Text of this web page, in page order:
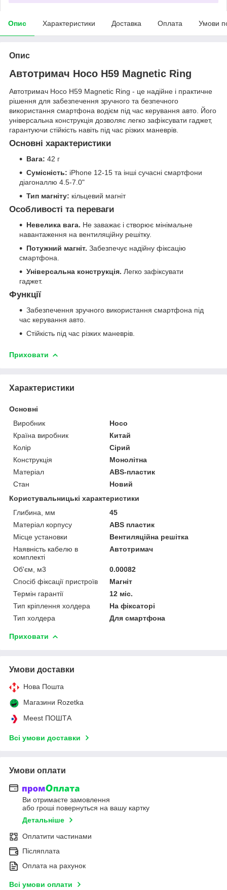
Опис Характеристики Доставка Оплата Умови
Опис
Автотримач Hoco H59 Magnetic Ring
Автотримач Hoco H59 Magnetic Ring - це надійне і практичне
рішення для забезпечення зручного та безпечного
використання смартфона водієм під час керування авто. Його
універсальна конструкція дозволяє легко зафіксувати гаджет,
гарантуючи стійкість навіть під час різких маневрів.
Основні характеристики
Вага: 42 г
Сумісність: iPhone 12-15 та інші сучасні смартфони
діагоналлю 4.5-7.0"
Тип магніту: кільцевий магніт
Особливості та переваги
Невелика вага. Не заважає і створює мінімальне
навантаження на вентиляційну решітку.
Потужний магніт. Забезпечує надійну фіксацію
смартфона.
Універсальна конструкція. Легко зафіксувати
гаджет.
Функції
Забезпечення зручного використання смартфона під
час керування авто.
Стійкість під час різких маневрів.
Приховати
Характеристики
Основні
Виробник
Hoco
Країна виробник
Китай
Колір
Сірий
Конструкція
Монолітна
Матеріал
ABS-пластик
Стан
Новий
Користувальницькі характеристики
Глибина, мм
45
Матеріал корпусу
ABS пластик
Місце установки
Вентиляційна решітка
Наявність кабелю в
комплекті
Автотримач
Об'єм, м3
0.00082
Спосіб фіксації пристроїв
Магніт
Термін гарантії
12 міс.
Тип кріплення холдера
На фiксаторi
Тип холдера
Для смартфона
Приховати
Умови доставки
Нова Пошта
Магазини Rozetka
Meest ПОШТА
Всі умови доставки
Умови оплати
Ви отримаєте замовлення
або гроші повернуться на вашу картку
Детальніше
Оплатити частинами
Післяплата
Оплата на рахунок
Всі умови оплати